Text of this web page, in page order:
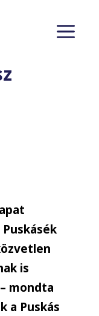
is
mondta
a Puskás